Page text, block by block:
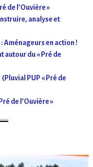
de l’Ouvière »
analyse et
: Aménageurs en action !
autour du « Pré de
PUP « Pré de
de l’Ouvière »